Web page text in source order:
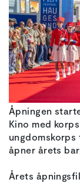
Åpningen
Kino med
ungdomskorps
åpner årets
Årets